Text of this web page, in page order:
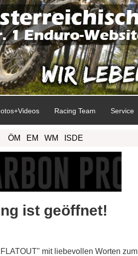
Racing Team Service
ÖM EM WM ISDE
ist geöffnet!
mit liebevollen Worten zum